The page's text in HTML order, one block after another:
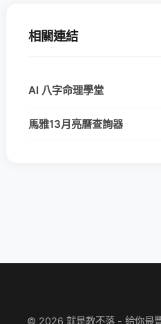
相關連結
AI 八字命理學堂
馬雅13月亮曆查詢器
© 2026 就是教不落 - 給你最